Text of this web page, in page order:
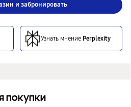
и забронировать
Узнать мнение Perplexity
покупки